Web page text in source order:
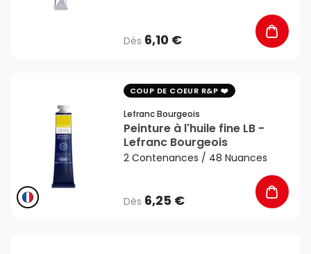
Dès 6,10 €
COUP DE COEUR R&P
Lefranc Bourgeois
Peinture à l'huile fine LB -
Lefranc Bourgeois
2 Contenances / 48 Nuances
Dès 6,25 €